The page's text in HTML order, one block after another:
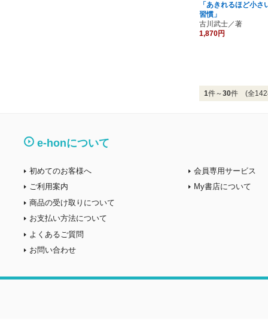
「あきれるほど小さ
習慣」
古川武士／著
1,870円
1件～30件 (全
e-honについて
初めてのお客様へ
ご利用案内
商品の受け取りについて
お支払い方法について
よくあるご質問
お問い合わせ
会員専用サービス
My書店について